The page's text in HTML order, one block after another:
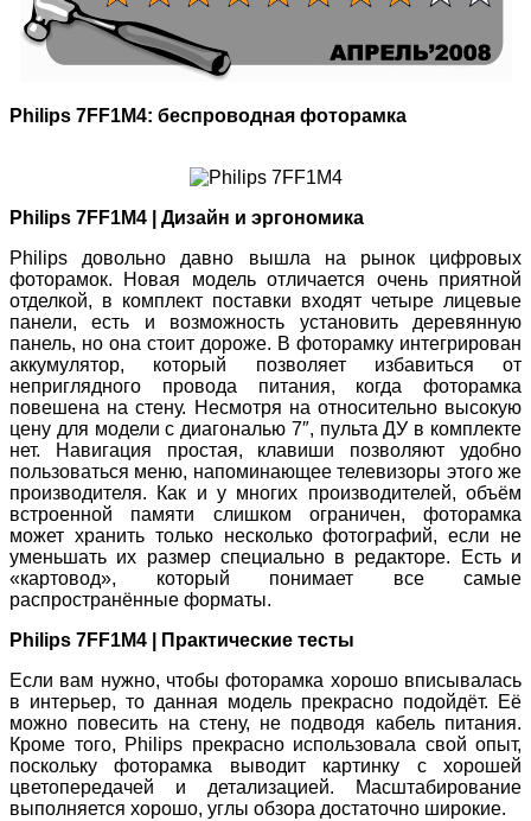
Philips 7FF1M4: беспроводная фоторамка
Philips 7FF1M4 | Дизайн и эргономика
Philips довольно давно вышла на рынок цифровых
фоторамок. Новая модель отличается очень приятной
отделкой, в комплект поставки входят четыре лицевые
панели, есть и возможность установить деревянную
панель, но она стоит дороже. В фоторамку интегрирован
аккумулятор, который позволяет избавиться от
неприглядного провода питания, когда фоторамка
повешена на стену. Несмотря на относительно высокую
цену для модели с диагональю 7″, пульта ДУ в комплекте
нет. Навигация простая, клавиши позволяют удобно
пользоваться меню, напоминающее телевизоры этого же
производителя. Как и у многих производителей, объём
встроенной памяти слишком ограничен, фоторамка
может хранить только несколько фотографий, если не
уменьшать их размер специально в редакторе. Есть и
«картовод», который понимает все самые
распространённые форматы.
Philips 7FF1M4 | Практические тесты
Если вам нужно, чтобы фоторамка хорошо вписывалась
в интерьер, то данная модель прекрасно подойдёт. Её
можно повесить на стену, не подводя кабель питания.
Кроме того, Philips прекрасно использовала свой опыт,
поскольку фоторамка выводит картинку с хорошей
цветопередачей и детализацией. Масштабирование
выполняется хорошо, углы обзора достаточно широкие.